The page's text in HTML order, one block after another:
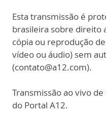
Esta transmissão é
brasileira sobre direito
cópia ou reprodução
vídeo ou áudio) sem
(contato@a12.com).
Transmissão ao vivo
do Portal A12.